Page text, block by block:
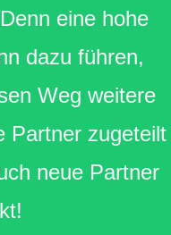
eine hohe
dazu führen,
Weg weitere
Partner zugeteilt
neue Partner